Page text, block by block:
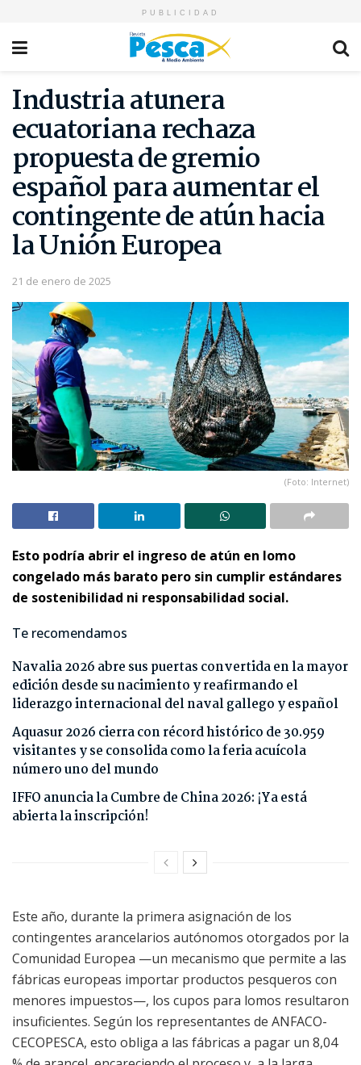
PUBLICIDAD
Industria atunera
ecuatoriana rechaza
propuesta de gremio
español para aumentar el
contingente de atún hacia
la Unión Europea
21 de enero de 2025
(Foto: Internet)
Esto podría abrir el ingreso de atún en lomo
congelado más barato pero sin cumplir estándares
de sostenibilidad ni responsabilidad social.
Te recomendamos
Navalia 2026 abre sus puertas convertida en la mayor
edición desde su nacimiento y reafirmando el
liderazgo internacional del naval gallego y español
Aquasur 2026 cierra con récord histórico de 30.959
visitantes y se consolida como la feria acuícola
número uno del mundo
IFFO anuncia la Cumbre de China 2026: ¡Ya está
abierta la inscripción!
Este año, durante la primera asignación de los
contingentes arancelarios autónomos otorgados por la
Comunidad Europea —un mecanismo que permite a las
fábricas europeas importar productos pesqueros con
menores impuestos—, los cupos para lomos resultaron
insuficientes. Según los representantes de ANFACO-
CECOPESCA, esto obliga a las fábricas a pagar un 8,04